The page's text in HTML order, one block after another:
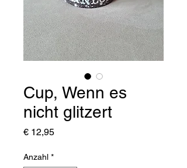
Cup, Wenn es
nicht glitzert
€ 12,95Preis
Anzahl *